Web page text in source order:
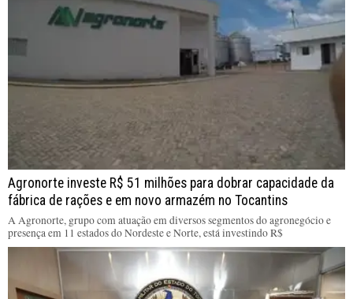
Agronorte investe R$ 51 milhões para dobrar capacidade da
fábrica de rações e em novo armazém no Tocantins
A Agronorte, grupo com atuação em diversos segmentos do agronegócio e
presença em 11 estados do Nordeste e Norte, está investindo R$